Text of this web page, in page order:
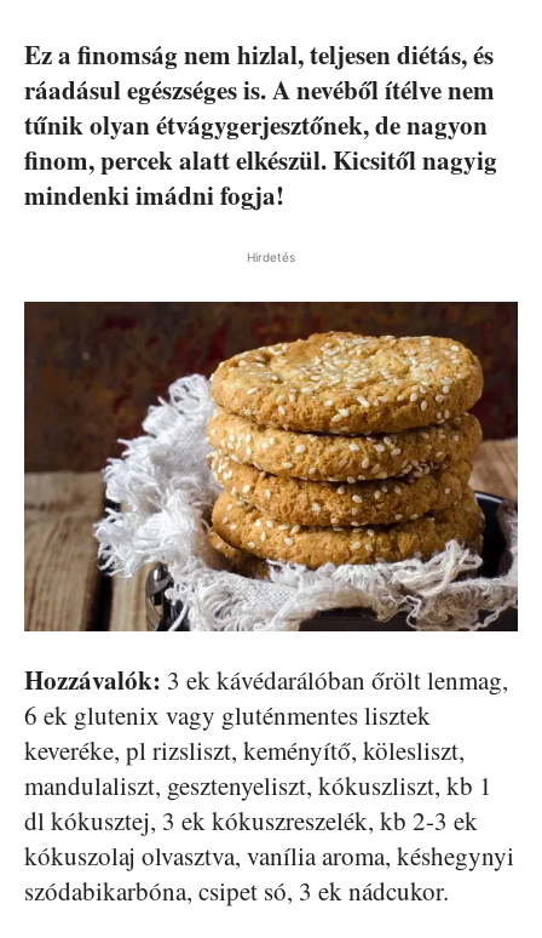
Ez a finomság nem hizlal, teljesen diétás, és
ráadásul egészséges is. A nevéből ítélve nem
tűnik olyan étvágygerjesztőnek, de nagyon
finom, percek alatt elkészül. Kicsitől nagyig
mindenki imádni fogja!
Hirdetés
Hozzávalók: 3 ek kávédarálóban őrölt lenmag,
6 ek glutenix vagy gluténmentes lisztek
keveréke, pl rizsliszt, keményítő, kölesliszt,
mandulaliszt, gesztenyeliszt, kókuszliszt, kb 1
dl kókusztej, 3 ek kókuszreszelék, kb 2-3 ek
kókuszolaj olvasztva, vanília aroma, késhegynyi
szódabikarbóna, csipet só, 3 ek nádcukor.